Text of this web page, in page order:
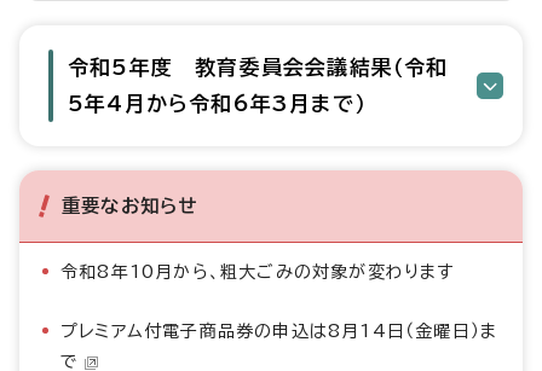
令和5年度 教育委員会会議結果（令和
5年4月から令和6年3月まで）
重要なお知らせ
令和8年10月から、粗大ごみの対象が変わります
プレミアム付電子商品券の申込は8月14日（金曜日）ま
で